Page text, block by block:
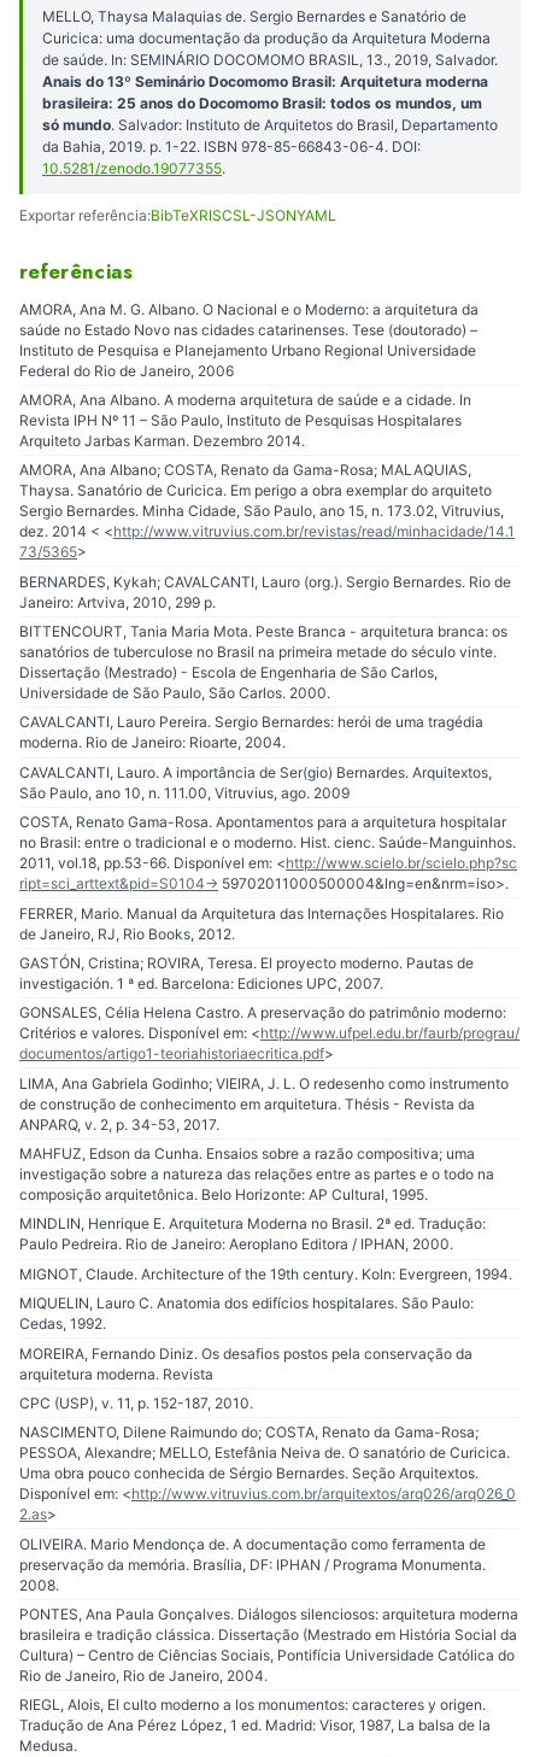
MELLO, Thaysa Malaquias de. Sergio Bernardes e Sanatório de
Curicica: uma documentação da produção da Arquitetura Moderna
de saúde. In: SEMINÁRIO DOCOMOMO BRASIL, 13., 2019, Salvador.
Anais do 13º Seminário Docomomo Brasil: Arquitetura moderna
brasileira: 25 anos do Docomomo Brasil: todos os mundos, um
só mundo. Salvador: Instituto de Arquitetos do Brasil, Departamento
da Bahia, 2019. p. 1-22. ISBN 978-85-66843-06-4. DOI:
10.5281/zenodo.19077355.
Exportar referência:BibTeXRISCSL-JSONYAML
referências
AMORA, Ana M. G. Albano. O Nacional e o Moderno: a arquitetura da
saúde no Estado Novo nas cidades catarinenses. Tese (doutorado) –
Instituto de Pesquisa e Planejamento Urbano Regional Universidade
Federal do Rio de Janeiro, 2006
AMORA, Ana Albano. A moderna arquitetura de saúde e a cidade. In
Revista IPH Nº 11 – São Paulo, Instituto de Pesquisas Hospitalares
Arquiteto Jarbas Karman. Dezembro 2014.
AMORA, Ana Albano; COSTA, Renato da Gama-Rosa; MALAQUIAS,
Thaysa. Sanatório de Curicica. Em perigo a obra exemplar do arquiteto
Sergio Bernardes. Minha Cidade, São Paulo, ano 15, n. 173.02, Vitruvius,
dez. 2014 < <http://www.vitruvius.com.br/revistas/read/minhacidade/14.1
73/5365>
BERNARDES, Kykah; CAVALCANTI, Lauro (org.). Sergio Bernardes. Rio de
Janeiro: Artviva, 2010, 299 p.
BITTENCOURT, Tania Maria Mota. Peste Branca - arquitetura branca: os
sanatórios de tuberculose no Brasil na primeira metade do século vinte.
Dissertação (Mestrado) - Escola de Engenharia de São Carlos,
Universidade de São Paulo, São Carlos. 2000.
CAVALCANTI, Lauro Pereira. Sergio Bernardes: herói de uma tragédia
moderna. Rio de Janeiro: Rioarte, 2004.
CAVALCANTI, Lauro. A importância de Ser(gio) Bernardes. Arquitextos,
São Paulo, ano 10, n. 111.00, Vitruvius, ago. 2009
COSTA, Renato Gama-Rosa. Apontamentos para a arquitetura hospitalar
no Brasil: entre o tradicional e o moderno. Hist. cienc. Saúde-Manguinhos.
2011, vol.18, pp.53-66. Disponível em: <http://www.scielo.br/scielo.php?sc
ript=sci_arttext&pid=S0104- > 59702011000500004&lng=en&nrm=iso>.
FERRER, Mario. Manual da Arquitetura das Internações Hospitalares. Rio
de Janeiro, RJ, Rio Books, 2012.
GASTÓN, Cristina; ROVIRA, Teresa. El proyecto moderno. Pautas de
investigación. 1 ª ed. Barcelona: Ediciones UPC, 2007.
GONSALES, Célia Helena Castro. A preservação do patrimônio moderno:
Critérios e valores. Disponível em: <http://www.ufpel.edu.br/faurb/prograu/
documentos/artigo1-teoriahistoriaecritica.pdf>
LIMA, Ana Gabriela Godinho; VIEIRA, J. L. O redesenho como instrumento
de construção de conhecimento em arquitetura. Thésis - Revista da
ANPARQ, v. 2, p. 34-53, 2017.
MAHFUZ, Edson da Cunha. Ensaios sobre a razão compositiva; uma
investigação sobre a natureza das relações entre as partes e o todo na
composição arquitetônica. Belo Horizonte: AP Cultural, 1995.
MINDLIN, Henrique E. Arquitetura Moderna no Brasil. 2ª ed. Tradução:
Paulo Pedreira. Rio de Janeiro: Aeroplano Editora / IPHAN, 2000.
MIGNOT, Claude. Architecture of the 19th century. Koln: Evergreen, 1994.
MIQUELIN, Lauro C. Anatomia dos edifícios hospitalares. São Paulo:
Cedas, 1992.
MOREIRA, Fernando Diniz. Os desafios postos pela conservação da
arquitetura moderna. Revista
CPC (USP), v. 11, p. 152-187, 2010.
NASCIMENTO, Dilene Raimundo do; COSTA, Renato da Gama-Rosa;
PESSOA, Alexandre; MELLO, Estefânia Neiva de. O sanatório de Curicica.
Uma obra pouco conhecida de Sérgio Bernardes. Seção Arquitextos.
Disponível em: <http://www.vitruvius.com.br/arquitextos/arq026/arq026_0
2.as>
OLIVEIRA. Mario Mendonça de. A documentação como ferramenta de
preservação da memória. Brasília, DF: IPHAN / Programa Monumenta.
2008.
PONTES, Ana Paula Gonçalves. Diálogos silenciosos: arquitetura moderna
brasileira e tradição clássica. Dissertação (Mestrado em História Social da
Cultura) – Centro de Ciências Sociais, Pontifícia Universidade Católica do
Rio de Janeiro, Rio de Janeiro, 2004.
RIEGL, Alois, El culto moderno a los monumentos: caracteres y origen.
Tradução de Ana Pérez López, 1 ed. Madrid: Visor, 1987, La balsa de la
Medusa.